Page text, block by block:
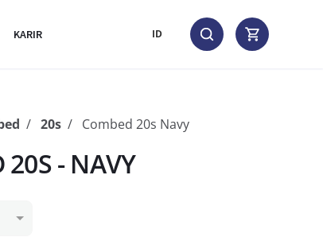
KARIR ID
20s Combed 20s Navy
20S - NAVY